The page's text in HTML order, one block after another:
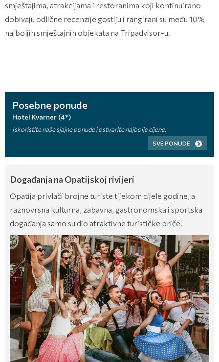
smještajima, atrakcijama i restoranima koji kontinuirano
dobivaju odlične recenzije gostiju i rangirani su među 10%
najboljih smještajnih objekata na Tripadvisor-u.
Posebne ponude
Hotel Kvarner (4*)
Iskoristite naše sjajne ponude i ostvarite najbolje cijene.
SVE PONUDE
Događanja na Opatijskoj rivijeri
Opatija privlači brojne turiste tijekom cijele godine, a
raznovrsna kulturna, zabavna, gastronomska i sportska
događanja samo su dio atraktivne turističke priče.